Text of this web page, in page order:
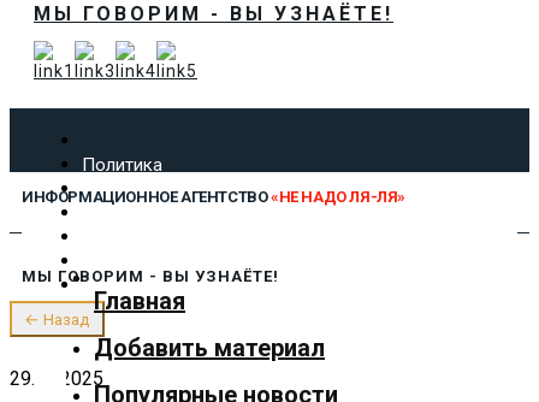
МЫ ГОВОРИМ - ВЫ УЗНАЁТЕ!
Политика
Экономика
Культура
Предложить новость
О нас
ИНФОРМАЦИОННОЕ АГЕНТСТВО«НЕ НАДО ЛЯ-ЛЯ»
Главная
Добавить материал
Популярные новости
МЫ ГОВОРИМ - ВЫ УЗНАЁТЕ!
← Назад
29.08.2025